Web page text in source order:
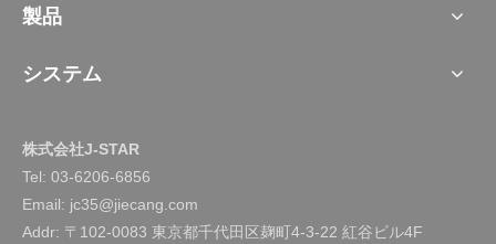
製品
システム
株式会社J-STAR
Tel: 03-6206-6856
Email: jc35@jiecang.com
Addr: 〒102-0083 東京都千代田区麹町4-3-22 紅谷ビル4F